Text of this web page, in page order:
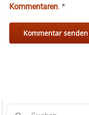
Kommentaren. *